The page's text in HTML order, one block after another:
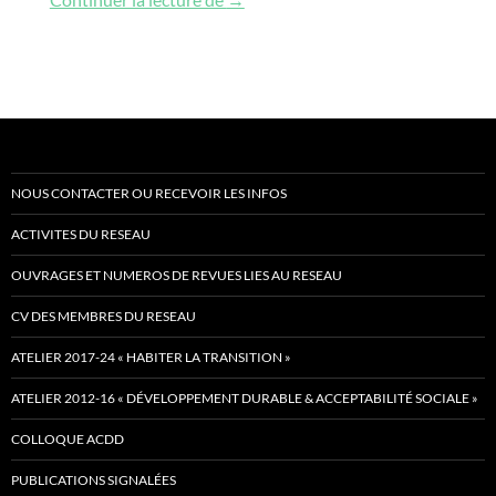
NOUS CONTACTER OU RECEVOIR LES INFOS
ACTIVITES DU RESEAU
OUVRAGES ET NUMEROS DE REVUES LIES AU RESEAU
CV DES MEMBRES DU RESEAU
ATELIER 2017-24 « HABITER LA TRANSITION »
ATELIER 2012-16 « DÉVELOPPEMENT DURABLE & ACCEPTABILITÉ SOCIALE »
COLLOQUE ACDD
PUBLICATIONS SIGNALÉES